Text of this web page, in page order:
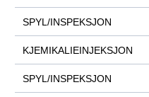
SPYL/INSPEKSJON
KJEMIKALIEINJEKSJON
SPYL/INSPEKSJON